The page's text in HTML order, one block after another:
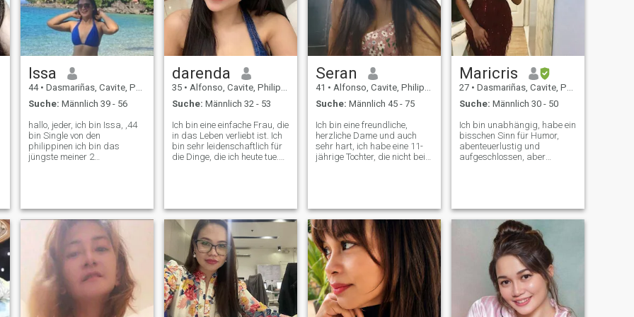
Issa
44 • Dasmariñas, Cavite, Philippinen
Suche: Männlich 39 - 56
hallo, jeder, ich bin Issa, ,44
bin Single von den
philippinen ich bin das
jüngste meiner 2
mache auch Joggen und
Walken, ich bin auch ein
liebenswürdiger, süßer und
fürsorglicher,
darenda
35 • Alfonso, Cavite, Philippinen
Suche: Männlich 32 - 53
Ich bin eine einfache Frau, die
in das Leben verliebt ist. Ich
bin sehr leidenschaftlich für
die Dinge, die ich heute tue.
herauszuholen. Ich habe ein
großes Interesse daran, Orte
zu sehen und ständig neue
Erfahrungen zu erleben.
Seran
41 • Alfonso, Cavite, Philippinen
Suche: Männlich 45 - 75
Ich bin eine freundliche,
herzliche Dame und auch
sehr hart, ich habe eine 11-
jährige Tochter, die nicht bei
Cousins zu leben, während
sie sich hier einsam fühlt, als
mein einziges Kind, aber ich
bin sehr in ihr Leben als
alleinerziehende Mutter
involviert. ich bin nie
verheiratet und seit Jahren
Single. ich spürte, dass es
Zeit ist, wahre Liebe zu
finden, wenn ich Glück habe,
Maricris
27 • Dasmariñas, Cavite, Philippinen
Suche: Männlich 30 - 50
Ich bin unabhängig, habe ein
bisschen Sinn für Humor,
abenteuerlustig und
aufgeschlossen, aber
Kaffee-Dates. Ich liebe auch
Laufen und spontane
Abenteuer. Ich liebe zufällige
und tiefe Gespräche und